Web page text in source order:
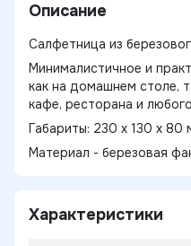
Описание
Салфетница из
Минималистичное и
как на домашнем столе,
кафе, ресторана и
Габариты: 230 х 130 х 80
Материал - березовая
Характеристики